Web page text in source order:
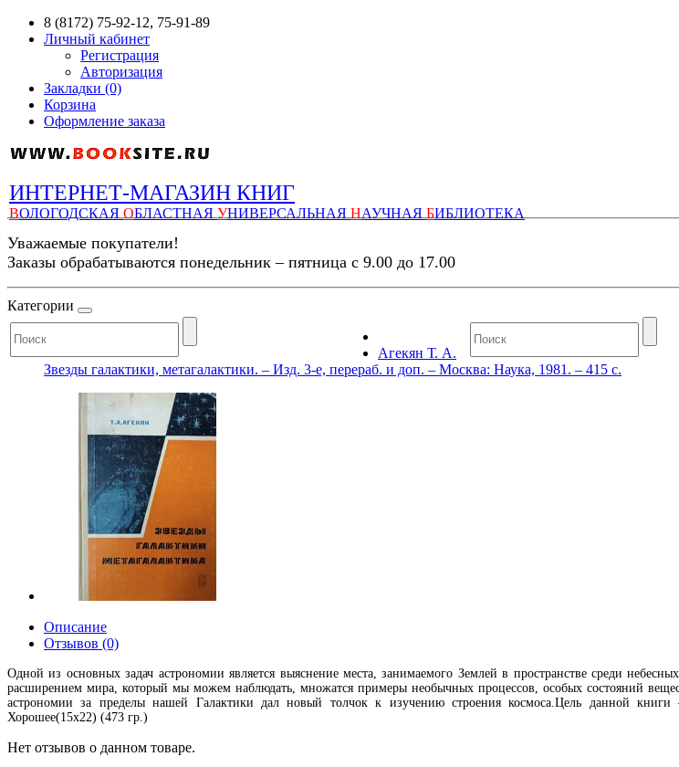
8 (8172) 75-92-12, 75-91-89
Личный кабинет
Регистрация
Авторизация
Закладки (0)
Корзина
Оформление заказа
ИНТЕРНЕТ-МАГАЗИН КНИГ
ВОЛОГОДСКАЯ ОБЛАСТНАЯ УНИВЕРСАЛЬНАЯ НАУЧНАЯ БИБЛИОТЕКА
Уважаемые покупатели!
Заказы обрабатываются понедельник – пятница с 9.00 до 17.00
Категории
Агекян Т. А.
Звезды галактики, метагалактики. – Изд. 3-е, перераб. и доп. – Москва: Наука, 1981. – 415 с.
Описание
Отзывов (0)
Одной из основных задач астрономии является выяснение места, занимаемого Землей в пространстве среди
расширением мира, который мы можем наблюдать, множатся примеры необычных процессов, особых состояний
астрономии за пределы нашей Галактики дал новый толчок к изучению строения космоса.Цель данной книги
Хорошее(15х22) (473 гр.)
Нет отзывов о данном товаре.